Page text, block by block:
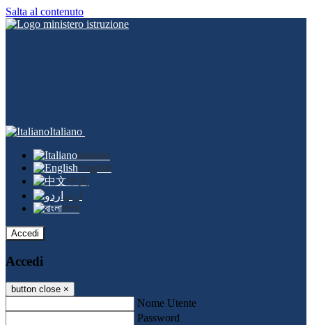
Salta al contenuto
Italiano
Italiano
English
中文
اردو
বাংলা
Accedi
Accedi
button close ×
Nome Utente
Password